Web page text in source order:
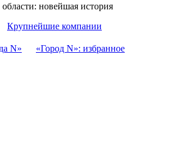
новейшая история
Крупнейшие компании
N» «Город N»: избранное